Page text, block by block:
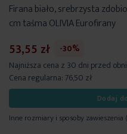
Firana biało, srebrzysta
cm taśma OLIVIA Eurofirany
53,55 zł
-30%
Najniższa cena z 30 dni przed
Cena regularna: 76,50 zł
Dodaj
Inne rozmiary i sposoby zawieszenia